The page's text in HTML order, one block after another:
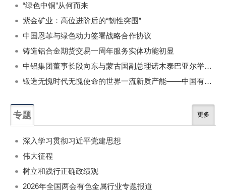
“绿色中铜”从何而来
紫金矿业：高位进阶后的“韧性突围”
中国恩菲与绿色动力签署战略合作协议
铸造铝合金期货交易一周年服务实体功能初显
中铝集团董事长段向东与蒙古国副总理诺木泰巴亚尔举行会谈
锻造无愧时代无愧使命的世界一流新质产能——中国有色金属工业的战略应对与破局之道（二）
专题 更多
深入学习贯彻习近平党建思想
伟大征程
树立和践行正确政绩观
2026年全国两会有色金属行业专题报道